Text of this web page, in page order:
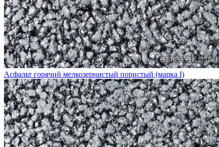
Асфальт горячий мелкозернистый пористый (марка I)